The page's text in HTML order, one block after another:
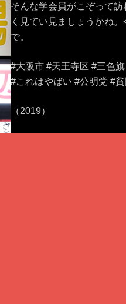
そんな学会員がこぞって
く見てい見ましょうかね
で。
#大阪市 #天王寺区 #三色
#これはやばい #公明党 #貧
（2019）